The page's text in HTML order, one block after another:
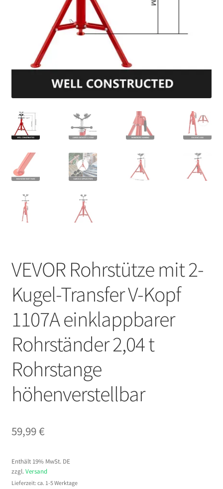
VEVOR Rohrstütze mit 2-
Kugel-Transfer V-Kopf
1107A einklappbarer
Rohrständer 2,04 t
Rohrstange
höhenverstellbar
59,99€
Enthält 19% MwSt. DE
zzgl. Versand
Lieferzeit: ca. 1-5 Werktage